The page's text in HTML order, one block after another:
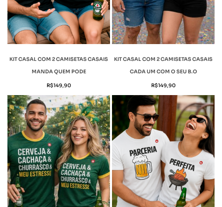
KIT CASAL COM 2 CAMISETAS CASAIS
MANDA QUEM PODE
R$149,90
KIT CASAL COM 2 CAMISETAS CASAIS
CADA UM COM O SEU B.O
R$149,90